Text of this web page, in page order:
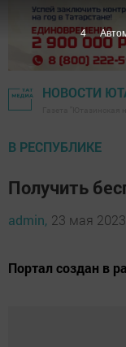
НОВОСТИ
В РЕСПУБЛИКЕ
Получить
admin, 23 мая 2023
Портал создан в
2